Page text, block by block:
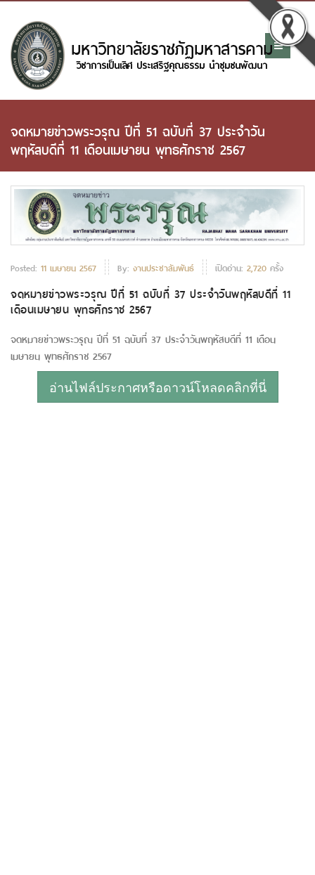
จดหมายข่าวพระวรุณ ปีที่ 51 ฉบับที่ 37 ประจำวัน
พฤหัสบดีที่ 11 เดือนเมษายน พุทธศักราช 2567
Posted: 11 เมษายน 2567 By: งานประชาสัมพันธ์ เปิดอ่าน: 2,720 ครั้ง
จดหมายข่าวพระวรุณ ปีที่ 51 ฉบับที่ 37 ประจำวันพฤหัสบดีที่ 11
เดือนเมษายน พุทธศักราช 2567
จดหมายข่าวพระวรุณ ปีที่ 51 ฉบับที่ 37 ประจำวันพฤหัสบดีที่ 11 เดือน
เมษายน พุทธศักราช 2567
อ่านไฟล์ประกาศหรือดาวน์โหลดคลิกที่นี่